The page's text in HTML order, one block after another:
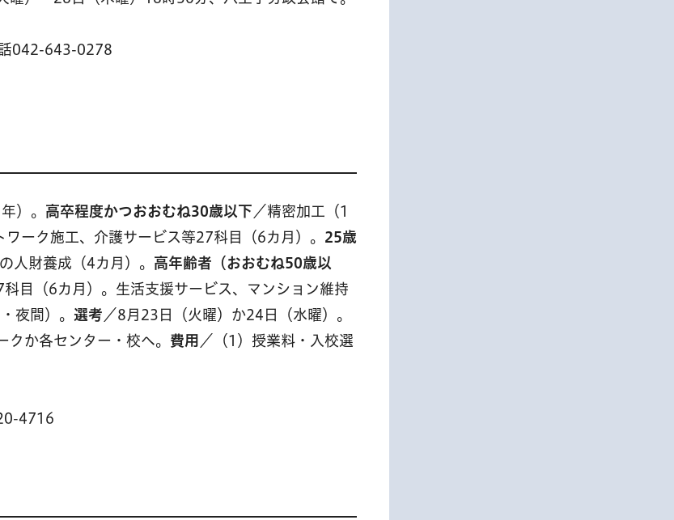
042-643-0278
）。 高卒程度かつおおむね30歳以下 ／精密加工（1
ワーク施工、介護サービス等27科目（6カ月）。 25歳
人財養成（4カ月）。 高年齢者（おおむね50歳以
目（6カ月）。生活支援サービス、マンション維持
夜間）。 選考 ／8月23日（火曜）か24日（水曜）。
か各センター・校へ。 費用 ／（1）授業料・入校選
4716